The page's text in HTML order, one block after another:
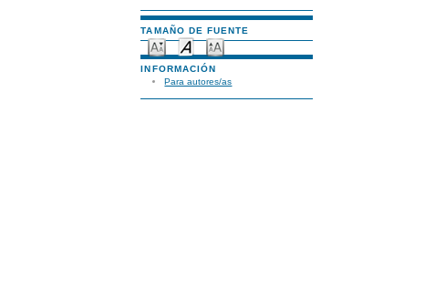
TAMAÑO DE FUENTE
INFORMACIÓN
Para autores/as